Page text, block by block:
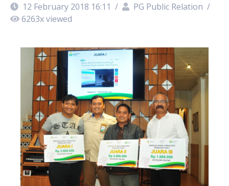
12 February 2018 16:11 / PG Public Relation /
6263x viewed